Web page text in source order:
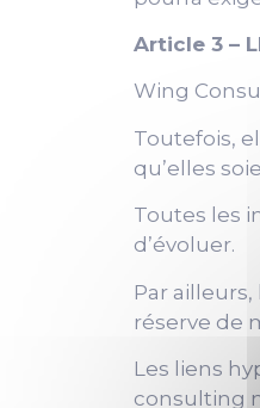
Article 3 –
Wing
Toutefois,
qu’elles
Toutes les
d’évoluer.
Par
réserve de
Les liens
consulting